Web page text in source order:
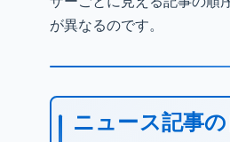
が異なるのです。
ニュース記事の